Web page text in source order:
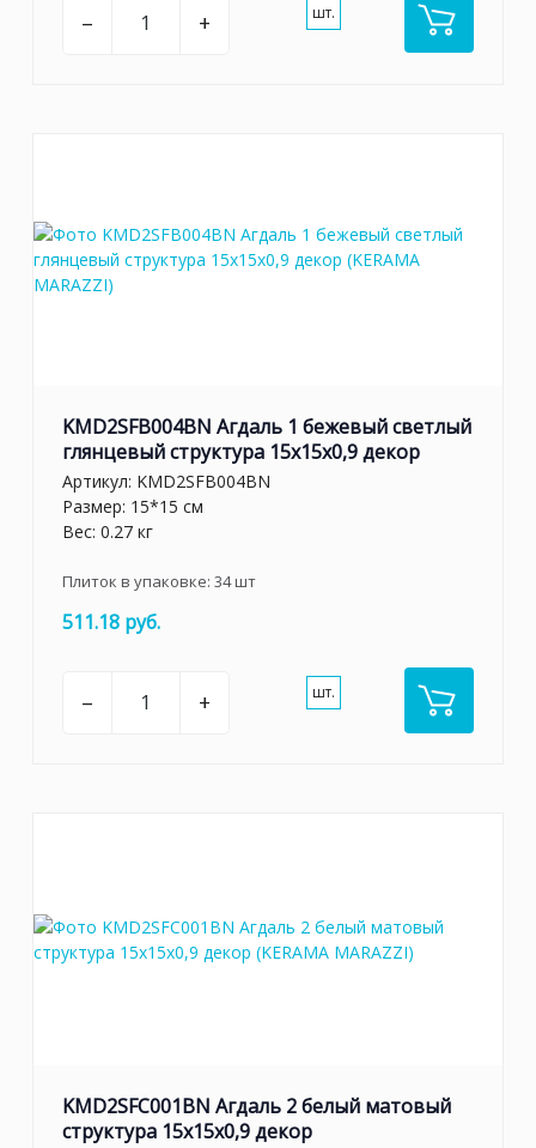
– + шт.
KMD2SFB004BN Агдаль 1 бежевый светлый
глянцевый структура 15x15x0,9 декор
Артикул: KMD2SFB004BN
Размер: 15*15 см
Вес: 0.27 кг
Плиток в упаковке: 34шт
511.18 руб.
– + шт.
KMD2SFC001BN Агдаль 2 белый матовый
структура 15x15x0,9 декор